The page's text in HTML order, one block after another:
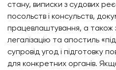
стану, виписки з судових
посольств і консульств,
працевлаштування, а також
легалізацію та апостиль
супровід угод і підготовку
для конкретних органів.